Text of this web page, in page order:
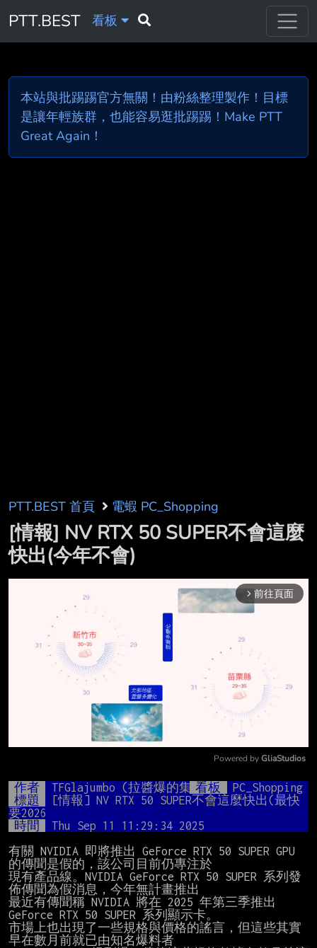
PTT.BEST 看板
本站與批踢踢官方無關！由粉絲整理製作！目標
是讓年輕族群，也能容易逛批踢踢！Make PTT
Great Again！
PTT.BEST 首頁 電蝦 PC_Shopping
[情報] NV RTX 50 SUPER不會這麼
快出(今年不會)
arrow_forward_ios 前往頁面
Mute
Powered by GliaStudios
作者 TFGlajumbo (拉醬爆的集食行樂)
看板
PC_Shopping
標題
[情報] NV RTX 50 SUPER不會這麼快出(最快
要2026
時間
Thu Sep 11 11:29:34 2025
有關 NVIDIA 即將推出 GeForce RTX 50 SUPER GPU
的傳聞是假的，該公司目前仍專注於
現有產品線。NVIDIA GeForce RTX 50 SUPER 系列發
佈傳聞為假消息，今年無計畫推出
最近有傳聞稱 NVIDIA 將在 2025 年第三季推出
GeForce RTX 50 SUPER 系列顯示卡。
市場上也出現了一些規格與價格的謠言，但這些其實
早在數月前就已由知名爆料者